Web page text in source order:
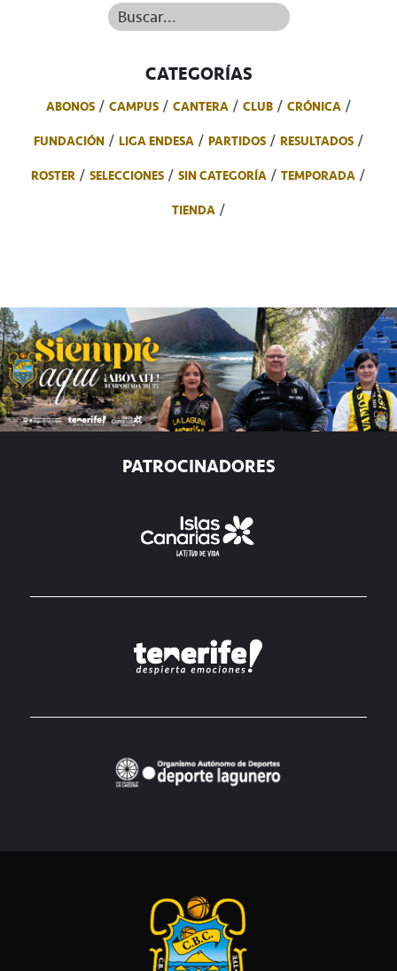
Buscar...
CATEGORÍAS
ABONOS CAMPUS CANTERA CLUB
CRÓNICA
FUNDACIÓN
LIGA ENDESA PARTIDOS
RESULTADOS
ROSTER
SELECCIONES SIN CATEGORÍA
TEMPORADA
TIENDA
PATROCINADORES